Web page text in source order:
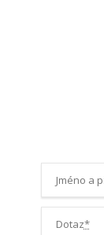
odborná
Jméno a
Dotaz*